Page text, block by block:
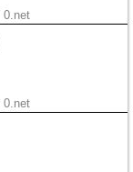
0.net
0.net